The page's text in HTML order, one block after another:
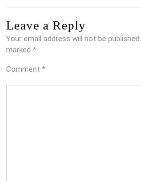
Leave a Reply
Your email address will not be published.
marked *
Comment *